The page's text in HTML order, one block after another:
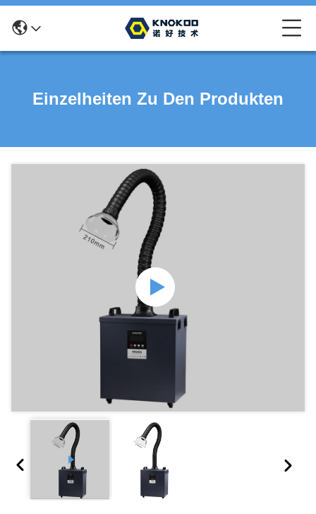
Einzelheiten Zu Den Produkten